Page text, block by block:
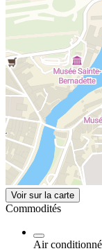
Voir sur la carte
Commodités
Air